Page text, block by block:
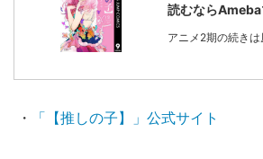
読むなら
アニメ2期の続き
・ 「【推しの子】」公式サイト